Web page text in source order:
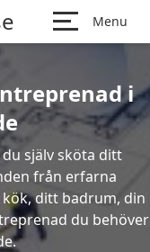
Menu
i
själv sköta ditt
från erfarna
ditt badrum, din
du behöver